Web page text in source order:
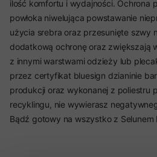
ilość komfortu i wydajności. Ochrona
powłoka niwelująca powstawanie
użycia srebra oraz przesunięte szwy
dodatkową ochronę oraz zwiększają
z innymi warstwami odzieży lub
przez certyfikat bluesign dzianinie
produkcji oraz wykonanej z poliestru
recyklingu, nie wywierasz
Bądź gotowy na wszystko z Selunem